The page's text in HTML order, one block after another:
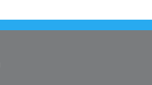
0043/RMČ/2023